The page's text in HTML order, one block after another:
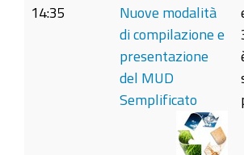
14:35
Nuove modalità
di compilazione e
presentazione
del MUD
Semplificato